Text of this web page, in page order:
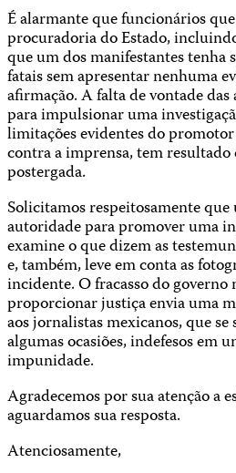
É alarmante que funcionários
procuradoria do Estado,
que um dos manifestantes tenha
fatais sem apresentar nenhuma
afirmação. A falta de vontade
para impulsionar uma
limitações evidentes do
contra a imprensa, tem
postergada.
Solicitamos respeitosamente
autoridade para promover uma
examine o que dizem as
e, também, leve em conta as
incidente. O fracasso do governo
proporcionar justiça envia uma
aos jornalistas mexicanos, que
algumas ocasiões, indefesos em
impunidade.
Agradecemos por sua atenção a
aguardamos sua resposta.
Atenciosamente,